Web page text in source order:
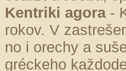
Kentriki agora-
rokov. V
no i orechy a
gréckeho